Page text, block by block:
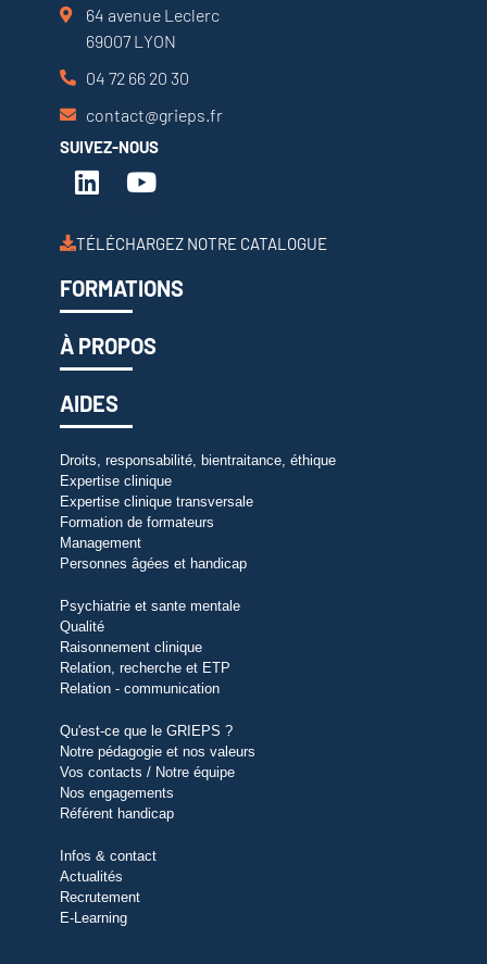
64 avenue Leclerc
69007 LYON
04 72 66 20 30
contact@grieps.fr
SUIVEZ-NOUS
TÉLÉCHARGEZ NOTRE CATALOGUE
FORMATIONS
À PROPOS
AIDES
Droits, responsabilité, bientraitance, éthique
Expertise clinique
Expertise clinique transversale
Formation de formateurs
Management
Personnes âgées et handicap
Psychiatrie et sante mentale
Qualité
Raisonnement clinique
Relation, recherche et ETP
Relation - communication
Qu'est-ce que le GRIEPS ?
Notre pédagogie et nos valeurs
Vos contacts / Notre équipe
Nos engagements
Référent handicap
Infos & contact
Actualités
Recrutement
E-Learning